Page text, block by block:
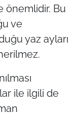
önemlidir. Bu
ve
yaz ayları
ile ilgili de